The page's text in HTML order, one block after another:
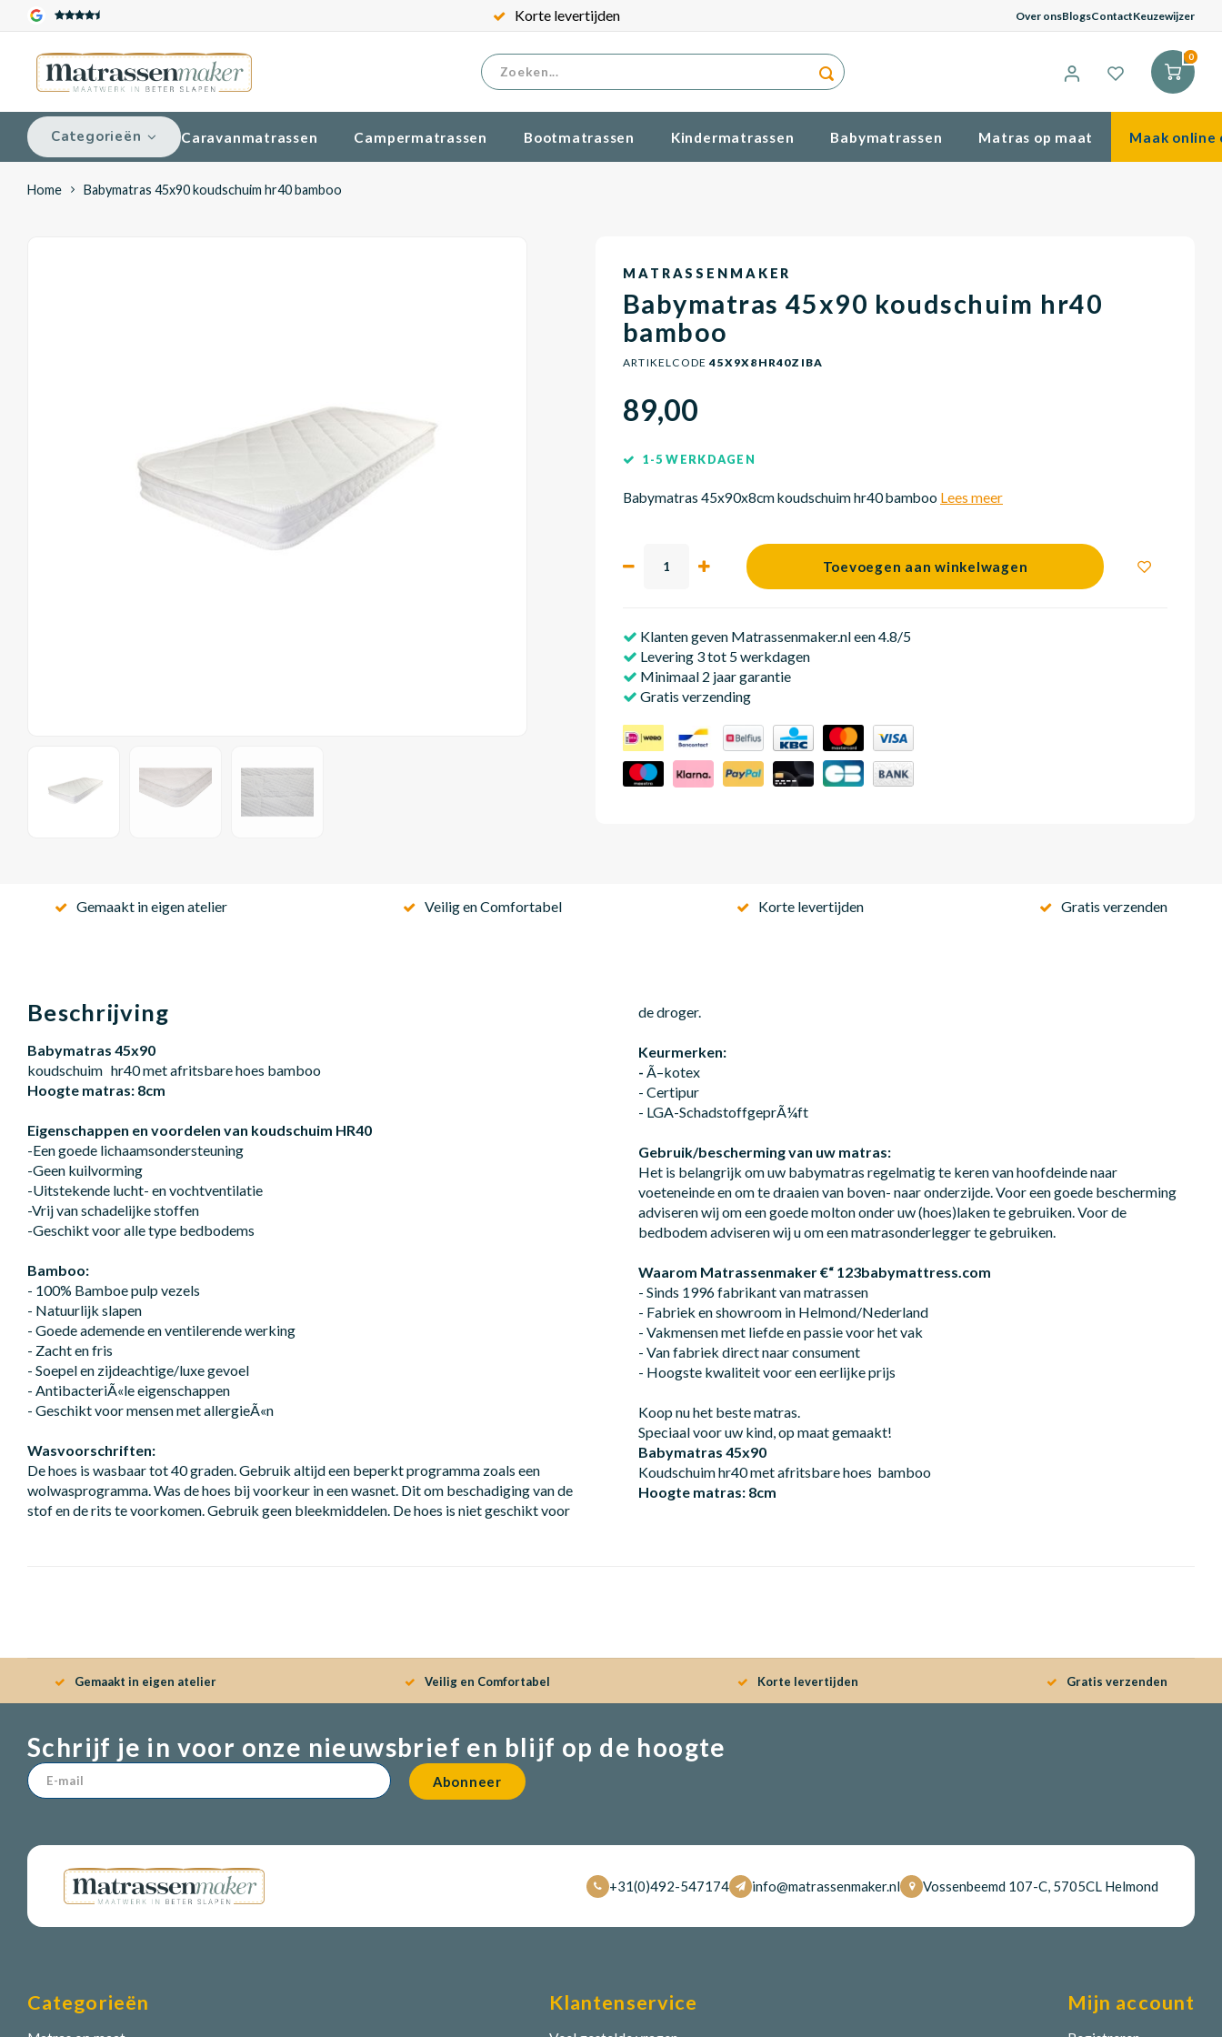
Korte levertijden Over onsBlogsContactKeuzewijzer
0
Categorieën Caravanmatrassen Campermatrassen Bootmatrassen Kindermatrassen Babymatrassen Matras op maat Maak online
Home Babymatras 45x90 koudschuim hr40 bamboo
MATRASSENMAKER
Babymatras 45x90 koudschuim hr40
bamboo
ARTIKELCODE 45X9X8HR40ZIBA
89,00
1-5 WERKDAGEN
Babymatras 45x90x8cm koudschuim hr40 bamboo Lees meer
Toevoegen aan winkelwagen
Klanten geven Matrassenmaker.nl een 4.8/5
Levering 3 tot 5 werkdagen
Minimaal 2 jaar garantie
Gratis verzending
Gemaakt in eigen atelier Veilig en Comfortabel Korte levertijden Gratis verzenden
Beschrijving
Babymatras 45x90
koudschuim hr40 met afritsbare hoes bamboo
Hoogte matras: 8cm
Eigenschappen en voordelen van koudschuim HR40
-Een goede lichaamsondersteuning
-Geen kuilvorming
-Uitstekende lucht- en vochtventilatie
-Vrij van schadelijke stoffen
-Geschikt voor alle type bedbodems
Bamboo:
- 100% Bamboe pulp vezels
- Natuurlijk slapen
- Goede ademende en ventilerende werking
- Zacht en fris
- Soepel en zijdeachtige/luxe gevoel
- AntibacteriÃ«le eigenschappen
- Geschikt voor mensen met allergieÃ«n
Wasvoorschriften:
De hoes is wasbaar tot 40 graden. Gebruik altijd een beperkt programma zoals een
wolwasprogramma. Was de hoes bij voorkeur in een wasnet. Dit om beschadiging van de
stof en de rits te voorkomen. Gebruik geen bleekmiddelen. De hoes is niet geschikt voor
de droger.
Keurmerken:
- Ã–kotex
- Certipur
- LGA-SchadstoffgeprÃ¼ft
Gebruik/bescherming van uw matras:
Het is belangrijk om uw babymatras regelmatig te keren van hoofdeinde naar
voeteneinde en om te draaien van boven- naar onderzijde. Voor een goede bescherming
adviseren wij om een goede molton onder uw (hoes)laken te gebruiken. Voor de
bedbodem adviseren wij u om een matrasonderlegger te gebruiken.
Waarom Matrassenmaker €“ 123babymattress.com
- Sinds 1996 fabrikant van matrassen
- Fabriek en showroom in Helmond/Nederland
- Vakmensen met liefde en passie voor het vak
- Van fabriek direct naar consument
- Hoogste kwaliteit voor een eerlijke prijs
Koop nu het beste matras.
Speciaal voor uw kind, op maat gemaakt!
Babymatras 45x90
Koudschuim hr40 met afritsbare hoes bamboo
Hoogte matras: 8cm
Gemaakt in eigen atelier Veilig en Comfortabel Korte levertijden Gratis verzenden
Schrijf je in voor onze nieuwsbrief en blijf op de hoogte
Abonneer
+31(0)492-547174 info@matrassenmaker.nl Vossenbeemd 107-C, 5705CL Helmond
Categorieën Klantenservice Mijn account